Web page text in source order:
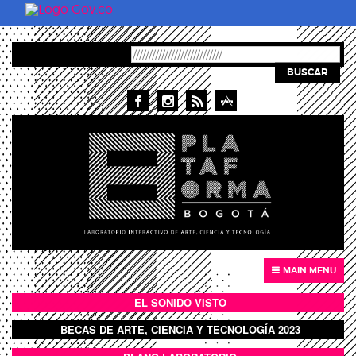
Pasar al contenido principal
BUSCAR
MAIN MENU
BOTÓN SONIDO VISTO
EL SONIDO VISTO
BOTON DOMO LLENO
BECAS DE ARTE, CIENCIA Y TECNOLOGÍA 2023